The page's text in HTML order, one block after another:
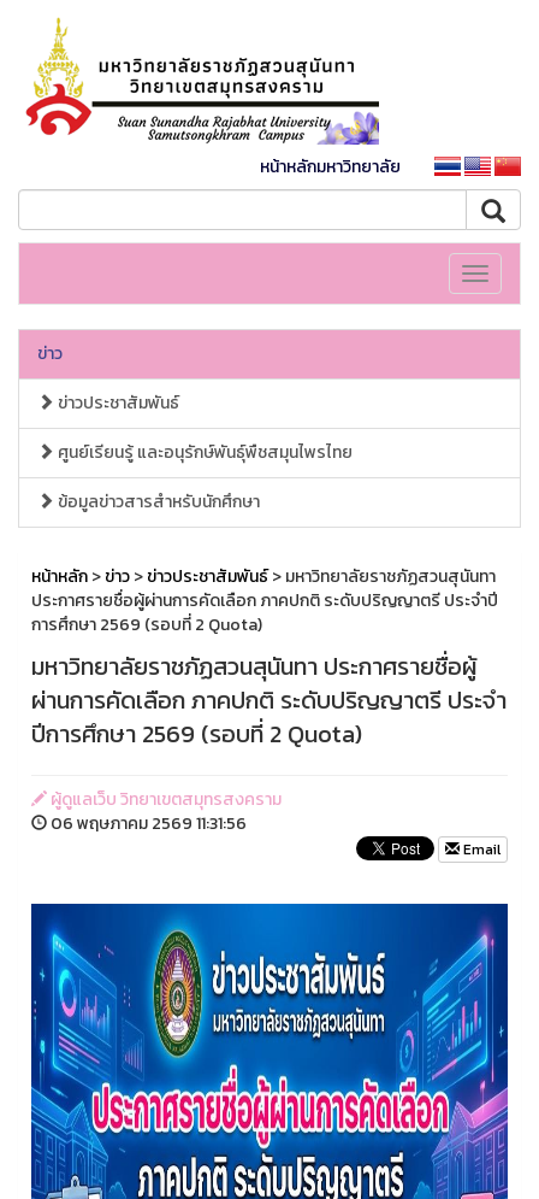
หน้าหลักมหาวิทยาลัย
Toggle
ข่าว
ข่าวประชาสัมพันธ์
ศูนย์เรียนรู้ และอนุรักษ์พันธุ์พืชสมุนไพรไทย
ข้อมูลข่าวสารสำหรับนักศึกษา
หน้าหลัก>ข่าว>ข่าวประชาสัมพันธ์> มหาวิทยาลัยราชภัฏสวนสุนันทา
ประกาศรายชื่อผู้ผ่านการคัดเลือก ภาคปกติ ระดับปริญญาตรี ประจำปี
การศึกษา 2569 (รอบที่ 2 Quota)
มหาวิทยาลัยราชภัฏสวนสุนันทา ประกาศรายชื่อผู้
ผ่านการคัดเลือก ภาคปกติ ระดับปริญญาตรี ประจำ
ปีการศึกษา 2569 (รอบที่ 2 Quota)
ผู้ดูแลเว็บ วิทยาเขตสมุทรสงคราม
06 พฤษภาคม 2569 11:31:56
Email